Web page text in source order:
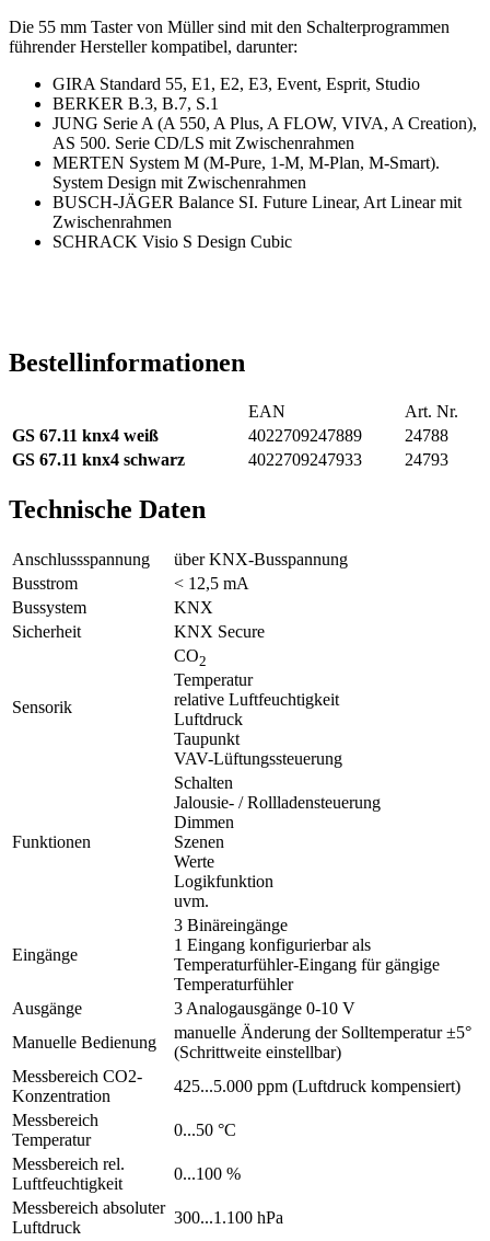
Die 55 mm Taster von Müller sind mit den Schalterprogrammen
führender Hersteller kompatibel, darunter:
GIRA Standard 55, E1, E2, E3, Event, Esprit, Studio
BERKER B.3, B.7, S.1
JUNG Serie A (A 550, A Plus, A FLOW, VIVA, A Creation),
AS 500. Serie CD/LS mit Zwischenrahmen
MERTEN System M (M-Pure, 1-M, M-Plan, M-Smart).
System Design mit Zwischenrahmen
BUSCH-JÄGER Balance SI. Future Linear, Art Linear mit
Zwischenrahmen
SCHRACK Visio S Design Cubic
Bestellinformationen
EAN
Art. Nr.
GS 67.11 knx4 weiß
4022709247889
24788
GS 67.11 knx4 schwarz 4022709247933 24793
Technische Daten
Anschlussspannung
über KNX-Busspannung
Busstrom
< 12,5 mA
Bussystem
KNX
Sicherheit
KNX Secure
Sensorik
CO2
Temperatur
relative Luftfeuchtigkeit
Luftdruck
Taupunkt
VAV-Lüftungssteuerung
Funktionen
Schalten
Jalousie- / Rollladensteuerung
Dimmen
Szenen
Werte
Logikfunktion
uvm.
Eingänge
3 Binäreingänge
1 Eingang konfigurierbar als
Temperaturfühler-Eingang für gängige
Temperaturfühler
Ausgänge
3 Analogausgänge 0-10 V
Manuelle Bedienung
manuelle Änderung der Solltemperatur ±5°
(Schrittweite einstellbar)
Messbereich CO2-
Konzentration
425...5.000 ppm (Luftdruck kompensiert)
Messbereich
Temperatur
0...50 °C
Messbereich rel.
Luftfeuchtigkeit
0...100 %
Messbereich absoluter
Luftdruck
300...1.100 hPa